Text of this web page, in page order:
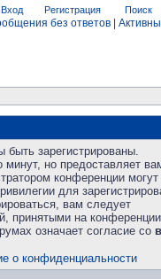
Вход Регистрация Поиск
без ответов
зарегистрированы.
минут, но предоставляет
конференции
для
вам следует
принятыми на
означает согласие со
о конфиденциальности